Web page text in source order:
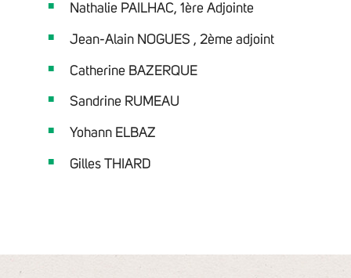
Nathalie PAILHAC, 1ère Adjointe
Jean-Alain NOGUES , 2ème adjoint
Catherine BAZERQUE
Sandrine RUMEAU
Yohann ELBAZ
Gilles THIARD